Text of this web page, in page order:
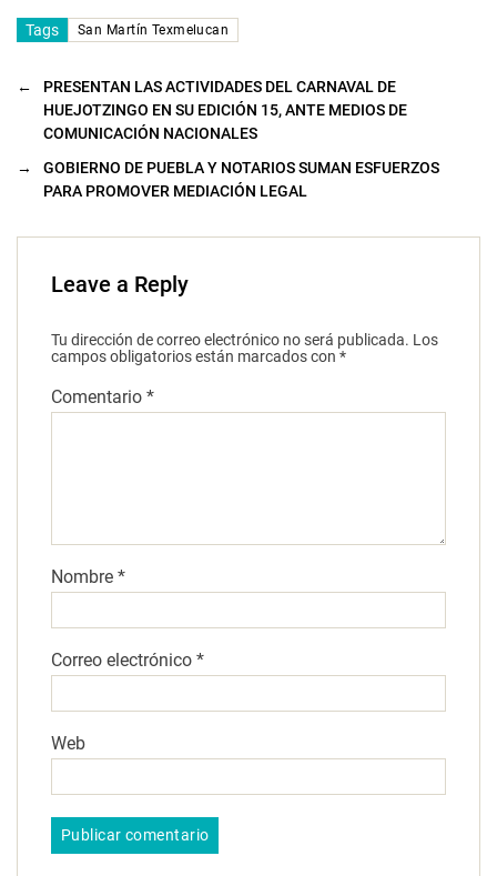
Tags San Martín Texmelucan
←
PRESENTAN LAS ACTIVIDADES DEL CARNAVAL DE
HUEJOTZINGO EN SU EDICIÓN 15, ANTE MEDIOS DE
COMUNICACIÓN NACIONALES
→
GOBIERNO DE PUEBLA Y NOTARIOS SUMAN ESFUERZOS
PARA PROMOVER MEDIACIÓN LEGAL
Leave a Reply
Tu dirección de correo electrónico no será publicada. Los
campos obligatorios están marcados con *
Comentario *
Nombre *
Correo electrónico *
Web